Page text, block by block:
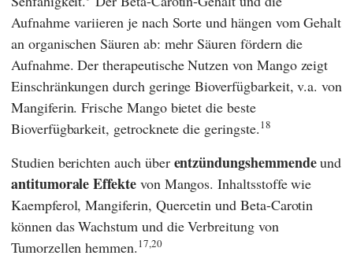
Aufnahme variieren je nach Sorte und hängen vom Gehalt
an organischen Säuren ab: mehr Säuren fördern die
Aufnahme. Der therapeutische Nutzen von Mango zeigt
Einschränkungen durch geringe Bioverfügbarkeit, v.a. von
Mangiferin. Frische Mango bietet die beste
Bioverfügbarkeit, getrocknete die geringste.18
Studien berichten auch über entzündungshemmendeund
antitumorale Effektevon Mangos. Inhaltsstoffe wie
Kaempferol, Mangiferin, Quercetin und Beta-Carotin
können das Wachstum und die Verbreitung von
Tumorzellen hemmen.17,20